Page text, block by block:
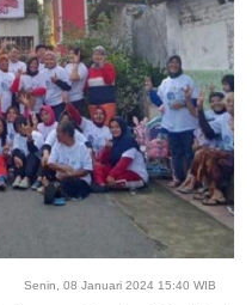
Senin, 08 Januari 2024 15:40 WIB